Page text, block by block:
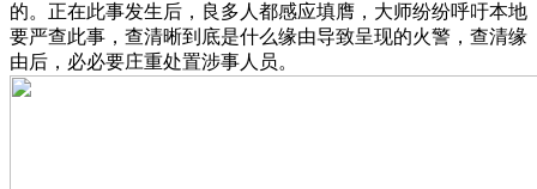
的。正在此事发生后，良多人都感应填膺，大师纷纷呼吁本地
要严查此事，查清晰到底是什么缘由导致呈现的火警，查清缘
由后，必必要庄重处置涉事人员。